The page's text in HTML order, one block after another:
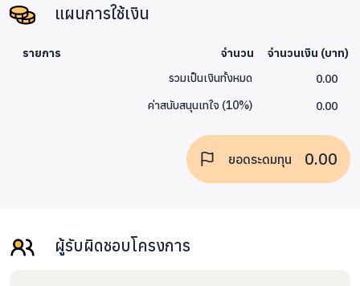
take hill tribe kids, age 8-10, more 80 kilometers to
study at Ban Leung School, Yang Pieng, Omkoi, under
the Office of the Basic Education Commission,
Educational Service Chiang Mai Area Office 5.
Academic year 2555 – 8 students from Ban Mae Hong
Mae Hong Klang and 1 student from Na Kean)
Academic year 2557 – 13 students from Ban Mae Hong
Klang, 1 student from Na Kean, 4 students from Pa
แผนการใช้เงิน
รายการ จำนวน
จำนวนเงิน (บาท)
รวมเป็นเงินทั้งหมด
0.00
ค่าสนับสนุนเทใจ (10%) 0.00
ยอดระดมทุน 0.00
ผู้รับผิดชอบโครงการ